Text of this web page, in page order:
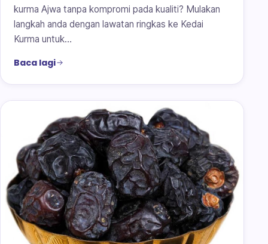
kurma Ajwa tanpa kompromi pada kualiti? Mulakan
langkah anda dengan lawatan ringkas ke Kedai
Kurma untuk…
Baca lagi